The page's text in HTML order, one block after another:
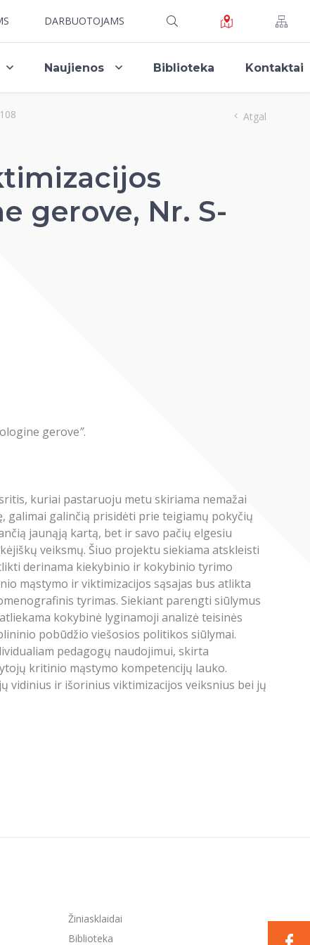
DARBUOTOJAMS
Naujienos Biblioteka Kontaktai
Atgal
gerove, Nr. S-
gerove”.
kuriai pastaruoju metu skiriama nemažai
galimai galinčią prisidėti prie teigiamų pokyčių
jaunąją kartą, bet ir savo pačių elgesiu
veiksmų. Šiuo projektu siekiama atskleisti
derinama kiekybinio ir kokybinio tyrimo
mąstymo ir viktimizacijos sąsajas bus atlikta
tyrimas. Siekiant parengti siūlymus
kokybinė lyginamoji analizė teisinės
pobūdžio viešosios politikos siūlymai.
pedagogų naudojimui, skirta
kritinio mąstymo kompetencijų lauko.
vidinius ir išorinius viktimizacijos veiksnius bei jų
Žiniasklaidai
Biblioteka